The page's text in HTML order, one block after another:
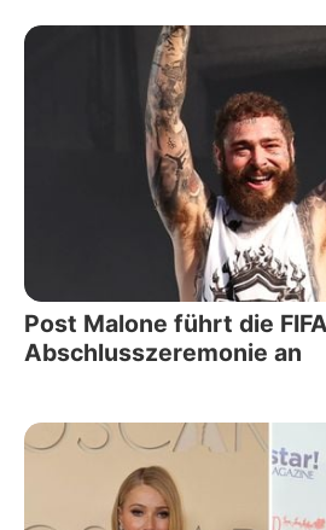
Post Malone führt die
Abschlusszeremonie an